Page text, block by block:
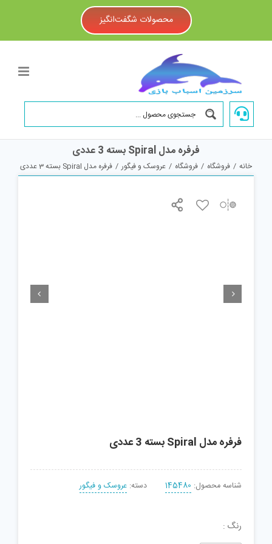
محصولات شگفت‌انگیز
فرفره مدل Spiral بسته 3 عددی
خانه / فروشگاه / فروشگاه / عروسک و فیگور / فرفره مدل Spiral بسته 3 عددی
 
فرفره مدل Spiral بسته 3 عددی
شناسه محصول: 145480 دسته: عروسک و فیگور
رنگ